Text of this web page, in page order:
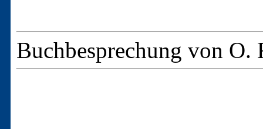
Buchbesprechung von